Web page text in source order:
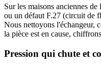
Sur les maisons anciennes
ou un défaut F.27 (circuit de
Nous nettoyons l'échangeur,
la pièce est en cause,
Pression qui chute et